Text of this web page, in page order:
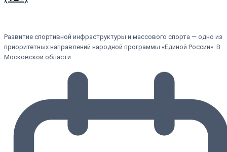
Развитие спортивной инфраструктуры и массового спорта — одно из
приоритетных направлений народной программы «Единой России». В
Московской области…